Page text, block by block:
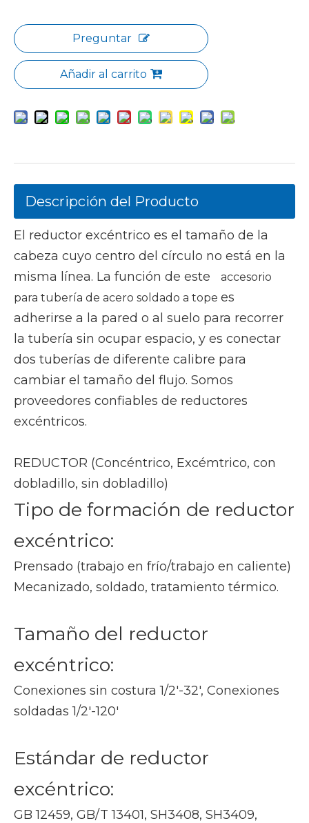
Preguntar
Añadir al carrito
Descripción del Producto
El reductor excéntrico es el tamaño de la
cabeza cuyo centro del círculo no está en la
misma línea. La función de este accesorio
para tubería de acero soldado a tope es
adherirse a la pared o al suelo para recorrer
la tubería sin ocupar espacio, y es conectar
dos tuberías de diferente calibre para
cambiar el tamaño del flujo. Somos
proveedores confiables de reductores
excéntricos.
REDUCTOR (Concéntrico, Excémtrico, con
dobladillo, sin dobladillo)
Tipo de formación de reductor
excéntrico:
Prensado (trabajo en frío/trabajo en caliente)
Mecanizado, soldado, tratamiento térmico.
Tamaño del reductor
excéntrico:
Conexiones sin costura 1/2'-32', Conexiones
soldadas 1/2'-120'
Estándar de reductor
excéntrico:
GB 12459, GB/T 13401, SH3408, SH3409,